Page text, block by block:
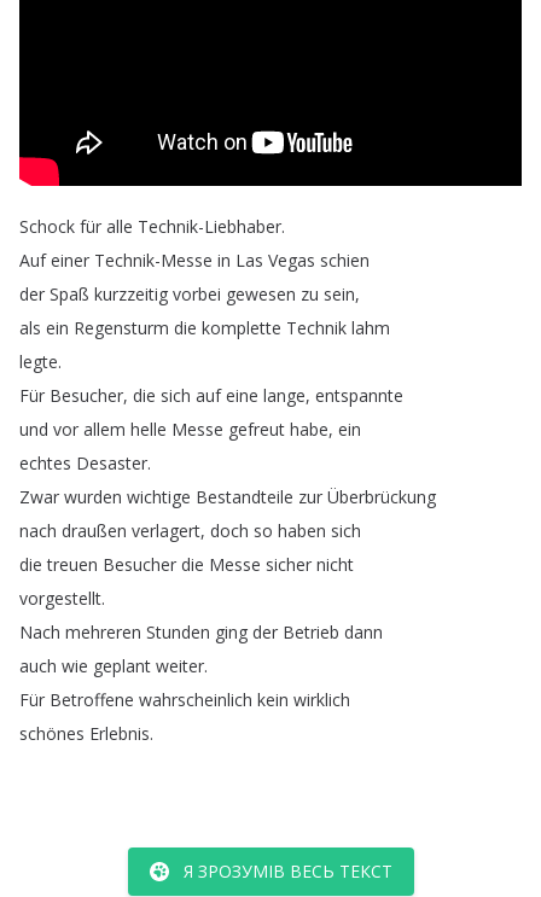
Schock für alle Technik-Liebhaber.
Auf einer Technik-Messe in Las Vegas schien
der Spaß kurzzeitig vorbei gewesen zu sein,
als ein Regensturm die komplette Technik lahm
legte.
Für Besucher, die sich auf eine lange, entspannte
und vor allem helle Messe gefreut habe, ein
echtes Desaster.
Zwar wurden wichtige Bestandteile zur Überbrückung
nach draußen verlagert, doch so haben sich
die treuen Besucher die Messe sicher nicht
vorgestellt.
Nach mehreren Stunden ging der Betrieb dann
auch wie geplant weiter.
Für Betroffene wahrscheinlich kein wirklich
schönes Erlebnis.
Я ЗРОЗУМІВ ВЕСЬ ТЕКСТ